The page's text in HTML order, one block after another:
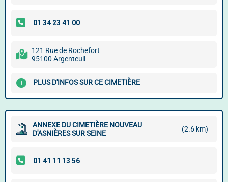
121 Rue de Rochefort
95100 Argenteuil
PLUS D'INFOS SUR CE CIMETIÈRE
ANNEXE DU CIMETIÈRE NOUVEAU
D'ASNIÈRES SUR SEINE
(2.6 km)